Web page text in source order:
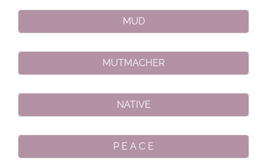
MUD
MUTMACHER
NATIVE
P E A C E